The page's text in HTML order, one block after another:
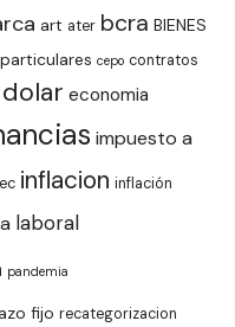
art ater bcra BIENES
cepo contratos
dolar economia
impuesto a
inflacion inflación
laboral
pandemia
fijo recategorizacion